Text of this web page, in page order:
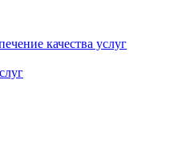
качества услуг